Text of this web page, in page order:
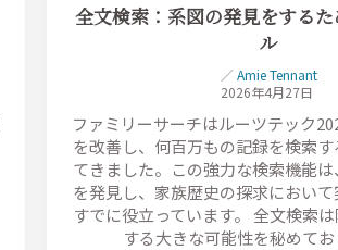
全文検索：系図の発見をする
ル
／Amie Tennant
2026年4月27日
ファミリーサーチはルーツテック
を改善し、何百万もの記録を検索
てきました。この強力な検索機能
を発見し、家族歴史の探求におい
すでに役立っています。 全文検索
する大きな可能性を秘めて